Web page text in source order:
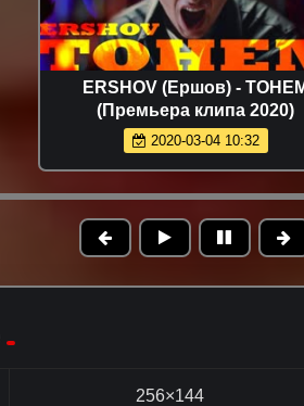
ERSHOV (Ершов) -
(Премьера клипа 2020)
2020-03-04 10:32
256×144